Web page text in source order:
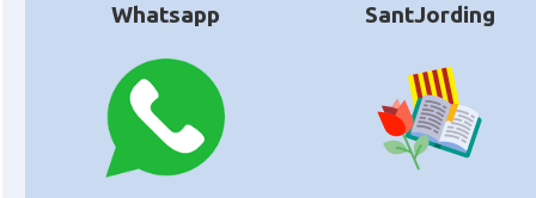
Whatsapp SantJording